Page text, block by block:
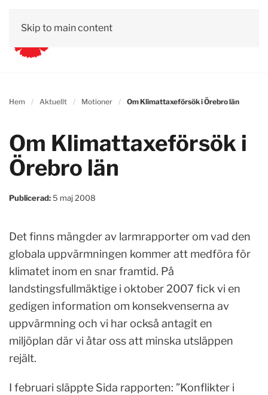
Skip to main content
Hem Aktuellt Motioner Om Klimattaxeförsök i Örebro län
Om Klimattaxeförsök i
Örebro län
Publicerad:5 maj 2008
Det finns mängder av larmrapporter om vad den
globala uppvärmningen kommer att medföra för
klimatet inom en snar framtid. På
landstingsfullmäktige i oktober 2007 fick vi en
gedigen information om konsekvenserna av
uppvärmning och vi har också antagit en
miljöplan där vi åtar oss att minska utsläppen
rejält.
I februari släppte Sida rapporten: ”Konflikter i